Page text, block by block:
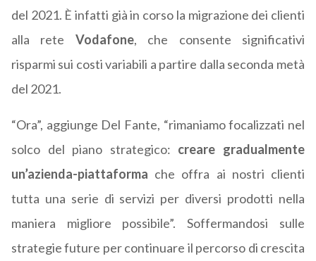
del 2021. È infatti già in corso la migrazione dei clienti
alla rete Vodafone, che consente significativi
risparmi sui costi variabili a partire dalla seconda metà
del 2021.
“Ora”, aggiunge Del Fante, “rimaniamo focalizzati nel
solco del piano strategico: creare gradualmente
un’azienda-piattaforma che offra ai nostri clienti
tutta una serie di servizi per diversi prodotti nella
maniera migliore possibile”. Soffermandosi sulle
strategie future per continuare il percorso di crescita